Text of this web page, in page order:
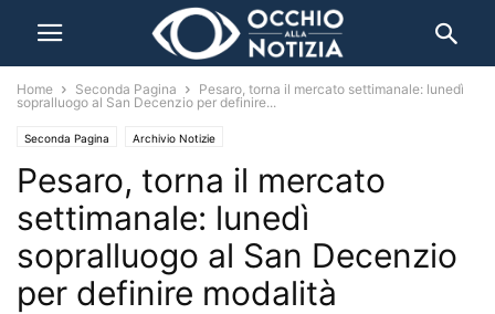
Home Seconda Pagina
Pesaro, torna il mercato settimanale: lunedì
sopralluogo al San Decenzio per definire...
Seconda Pagina Archivio Notizie
Pesaro, torna il mercato
settimanale: lunedì
sopralluogo al San Decenzio
per definire modalità